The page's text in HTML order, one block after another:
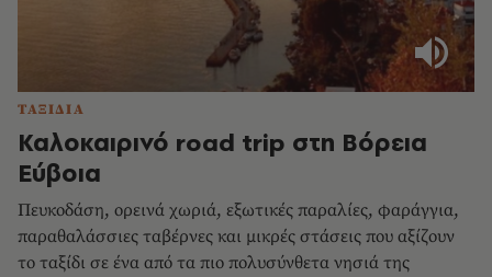
ΤΑΞΙΔΙΑ
Καλοκαιρινό road trip στη Βόρεια
Εύβοια
Πευκοδάση, ορεινά χωριά, εξωτικές παραλίες, φαράγγια,
παραθαλάσσιες ταβέρνες και μικρές στάσεις που αξίζουν
το ταξίδι σε ένα από τα πιο πολυσύνθετα νησιά της